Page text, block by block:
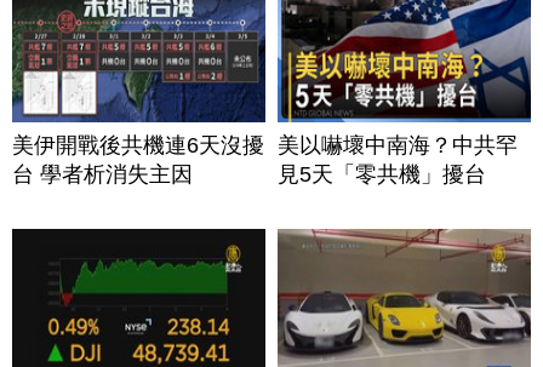
美伊開戰後共機連6天沒擾
台 學者析消失主因
美以嚇壞中南海？中共罕
見5天「零共機」擾台